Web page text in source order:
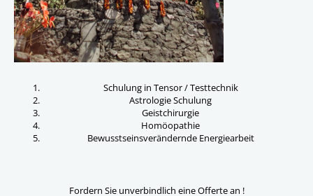
Schulung in Tensor / Testtechnik
Astrologie Schulung
Geistchirurgie
Homöopathie
Bewusstseinsverändernde Energiearbeit
Fordern Sie unverbindlich eine Offerte an !